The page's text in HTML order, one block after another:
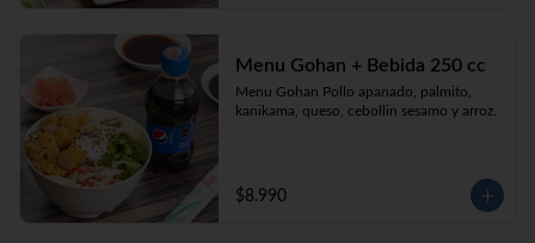
Menu Gohan + Bebida 250 cc
Menu Gohan Pollo apanado, palmito,
kanikama, queso, cebollin sesamo y arroz.
$8.990